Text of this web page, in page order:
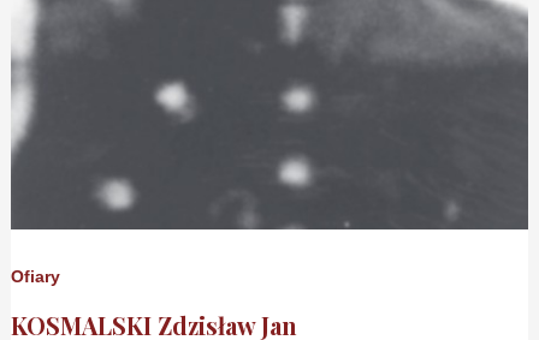
Ofiary
KOSMALSKI Zdzisław Jan